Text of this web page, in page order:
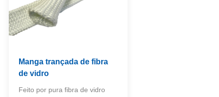
Manga trançada de fibra
de vidro
Feito por pura fibra de vidro